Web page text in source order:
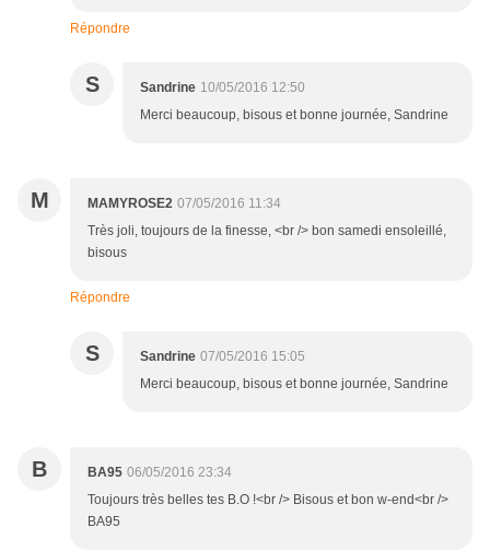
Répondre
S Sandrine 10/05/2016 12:50
Merci beaucoup, bisous et bonne journée, Sandrine
M MAMYROSE2 07/05/2016 11:34
Très joli, toujours de la finesse, <br /> bon samedi ensoleillé,
bisous
Répondre
S Sandrine 07/05/2016 15:05
Merci beaucoup, bisous et bonne journée, Sandrine
B BA95 06/05/2016 23:34
Toujours très belles tes B.O !<br /> Bisous et bon w-end<br />
BA95